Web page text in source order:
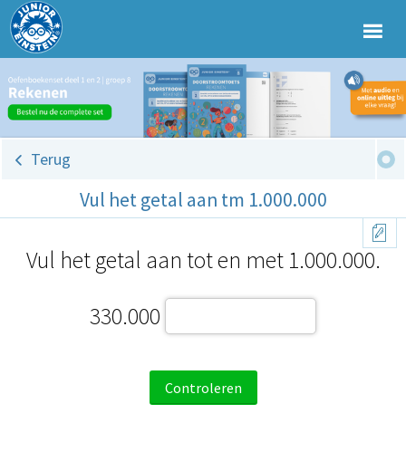
Terug
Vul het getal aan tm 1.000.000
Vul het getal aan tot en met 1.000.000.
330.000